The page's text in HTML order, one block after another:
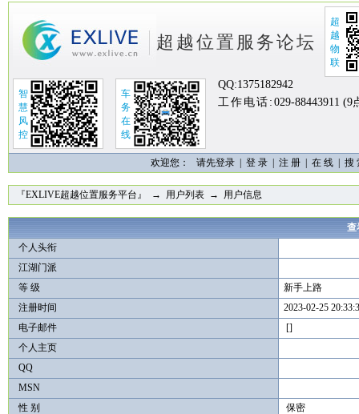
超越位置服务论坛
超
越
物
联
智
慧
风
控
车
务
在
线
QQ:1375182942
工作电话: 029-88443911 (9
欢迎您： 请先登录 | 登 录 注 册 在 线 搜
『EXLIVE超越位置服务平台』 → 用户列表→ 用户信息
查
个人头衔
江湖门派
等 级
新手上路
注册时间
2023-02-25
电子邮件
[]
个人主页
QQ
MSN
性 别
保密